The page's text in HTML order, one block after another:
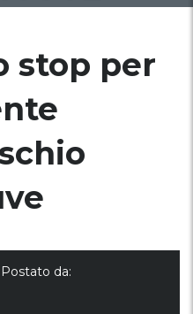
stop per
Postato da: